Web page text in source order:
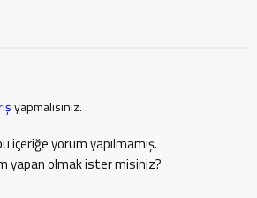
yapmalısınız.
içeriğe yorum yapılmamış.
yapan olmak ister misiniz?